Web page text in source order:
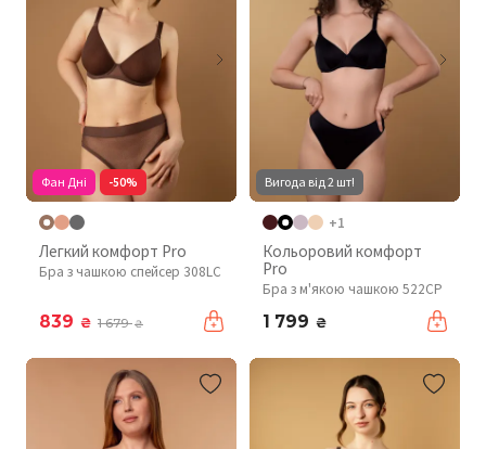
Фан Дні -50%
Легкий комфорт Pro
Бра з чашкою спейсер 308LC
839 ₴ 1 679₴
Вигода від 2 шт!
+1
Кольоровий комфорт
Pro
Бра з м'якою чашкою 522CP
1 799 ₴